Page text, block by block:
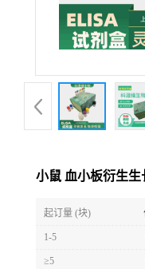
小鼠 血小板衍生
起订量 (块)
1-5
≥5